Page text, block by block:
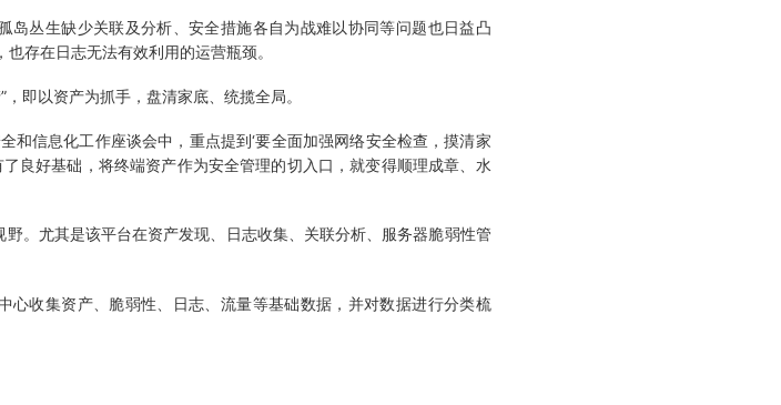
丛生缺少关联及分析、安全措施各自为战难以协同等问题也日益凸
存在日志无法有效利用的运营瓶颈。
即以资产为抓手，盘清家底、统揽全局。
信息化工作座谈会中，重点提到‘要全面加强网络安全检查，摸清家
良好基础，将终端资产作为安全管理的切入口，就变得顺理成章、水
。尤其是该平台在资产发现、日志收集、关联分析、服务器脆弱性管
收集资产、脆弱性、日志、流量等基础数据，并对数据进行分类梳